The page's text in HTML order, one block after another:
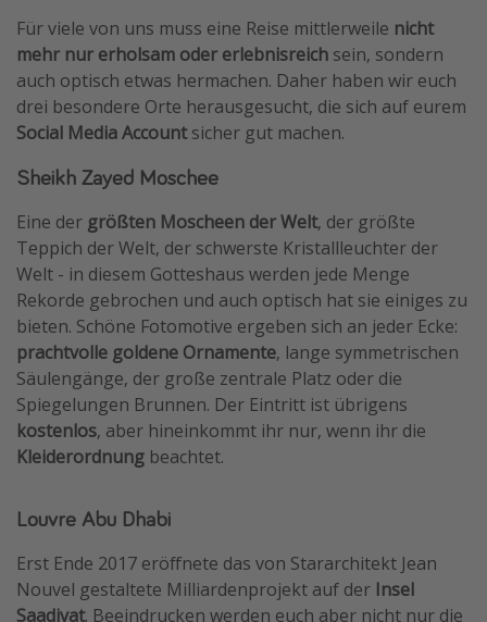
Für viele von uns muss eine Reise mittlerweile nicht
mehr nur erholsam oder erlebnisreich sein, sondern
auch optisch etwas hermachen. Daher haben wir euch
drei besondere Orte herausgesucht, die sich auf eurem
Social Media Accountsicher gut machen.
Sheikh Zayed Moschee
Eine der größten Moscheen der Welt, der größte
Teppich der Welt, der schwerste Kristallleuchter der
Welt - in diesem Gotteshaus werden jede Menge
Rekorde gebrochen und auch optisch hat sie einiges zu
bieten. Schöne Fotomotive ergeben sich an jeder Ecke:
prachtvolle goldene Ornamente, lange symmetrischen
Säulengänge, der große zentrale Platz oder die
Spiegelungen Brunnen. Der Eintritt ist übrigens
kostenlos, aber hineinkommt ihr nur, wenn ihr die
Kleiderordnung beachtet.
Louvre Abu Dhabi
Erst Ende 2017 eröffnete das von Stararchitekt Jean
Nouvel gestaltete Milliardenprojekt auf der Insel
Saadiyat. Beeindrucken werden euch aber nicht nur die